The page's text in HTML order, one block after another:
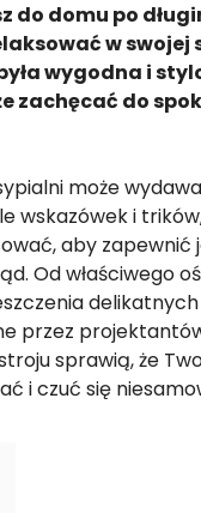
do domu po
w swojej
wygodna i
zachęcać do
może
wskazówek i
aby zapewnić
Od właściwego
przez
sprawią, że
i czuć się